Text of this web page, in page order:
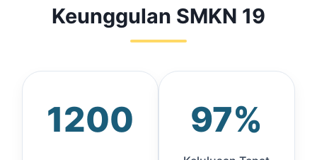
Keunggulan SMKN 19
1200
97%